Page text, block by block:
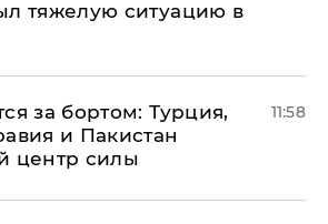
тяжелую ситуацию в
за бортом: Турция,
и Пакистан
центр силы
11:58